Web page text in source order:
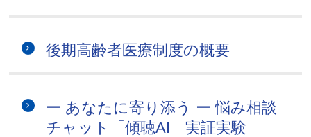
後期高齢者医療制度の概要
ー あなたに寄り添う ー 悩み相談
チャット「傾聴AI」実証実験